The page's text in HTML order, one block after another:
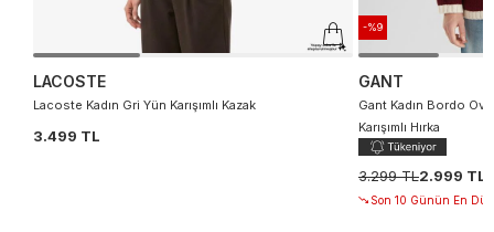
LACOSTE
Lacoste Kadın Gri Yün Karışımlı Kazak
3.499 TL
-%9
GANT
Gant Kadın Bordo
Karışımlı Hırka
3.299 TL2.999 TL
Son 10 Günün En